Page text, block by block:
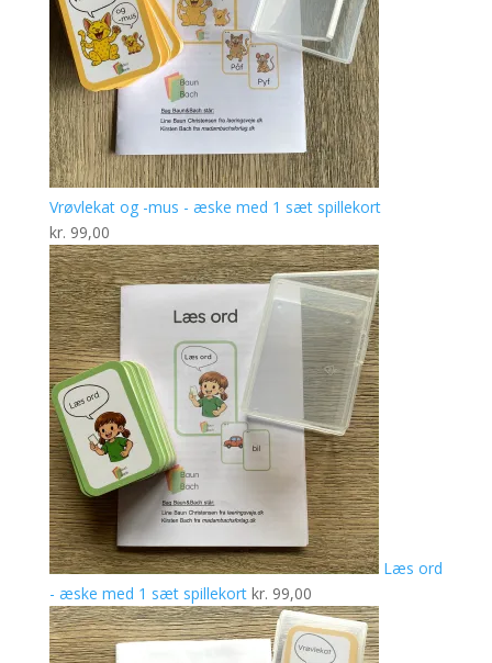
Vrøvlekat og -mus - æske med 1 sæt spillekort
kr. 99,00
Læs ord
- æske med 1 sæt spillekort kr. 99,00